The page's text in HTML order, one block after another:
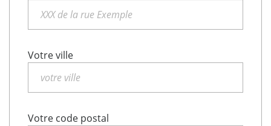
Votre ville
Votre code postal